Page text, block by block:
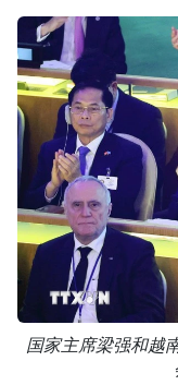
国家主席梁强和越